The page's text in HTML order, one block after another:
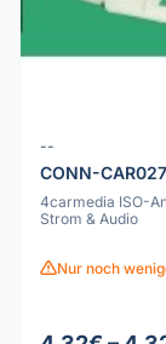
--
CONN-
4carmedia ISO-
Strom & Audio
Nur noch